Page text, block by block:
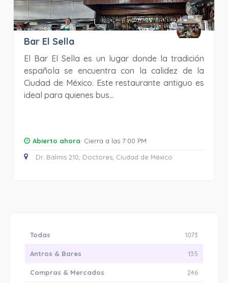
Bar El Sella
El Bar El Sella es un lugar donde la tradición
española se encuentra con la calidez de la
Ciudad de México. Este restaurante antiguo es
ideal para quienes bus...
Abierto ahora· Cierra a las 7:00 PM
Dr. Balmis 210, Doctores, Ciudad de México
Todas 1073
Antros & Bares 135
Compras & Mercados 246